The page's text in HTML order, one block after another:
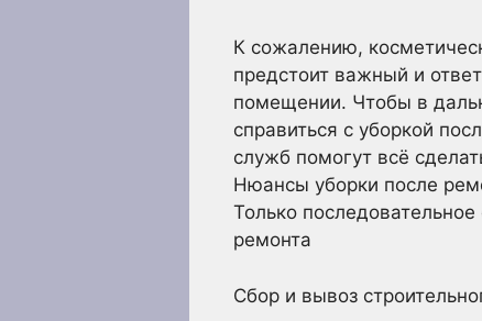
К сожалению,
предстоит важный и
помещении. Чтобы в
справиться с уборкой
служб помогут всё
Нюансы уборки после
Только
ремонта
Сбор и вывоз